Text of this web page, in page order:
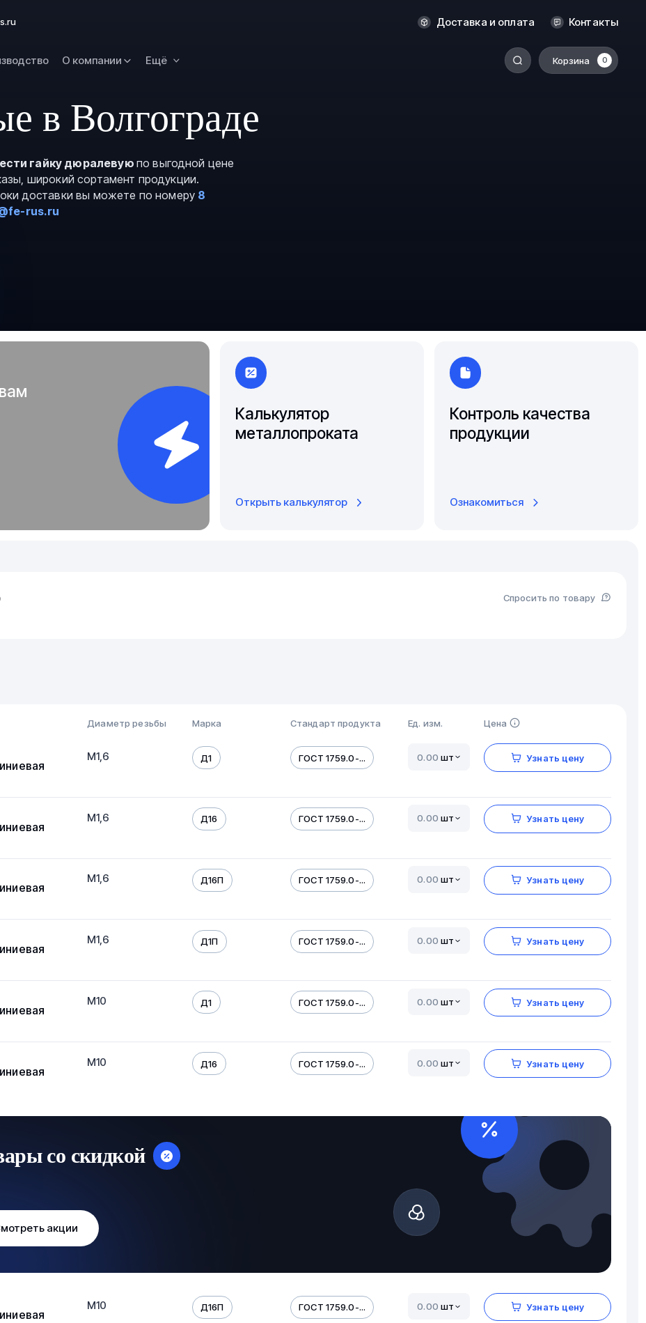
Доставка и оплата Контакты
О компании Ещё Корзина 0
Оренбург
Ростов-на-Дону
Самара
Якутск
Ярославль
в Волгограде
гайку дюралевую по выгодной цене
широкий сортамент продукции.
доставки вы можете по номеру 8
rus.ru
Калькулятор
металлопроката
Открыть калькулятор
Контроль качества
продукции
Ознакомиться
Спросить по товару
Диаметр резьбы Марка Стандарт продукта Ед. изм. Цена
М1,6 Д1 ГОСТ 1759.0-... шт Узнать цену
М1,6 Д16 ГОСТ 1759.0-... шт Узнать цену
М1,6 Д16П ГОСТ 1759.0-... шт Узнать цену
М1,6 Д1П ГОСТ 1759.0-... шт Узнать цену
М10 Д1 ГОСТ 1759.0-... шт Узнать цену
М10 Д16 ГОСТ 1759.0-... шт Узнать цену
со скидкой
акции
М10 Д16П ГОСТ 1759.0-... шт Узнать цену